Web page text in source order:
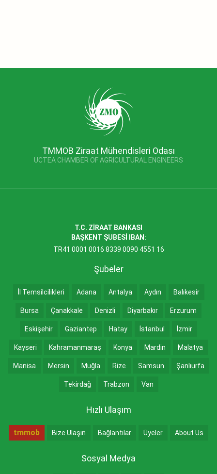
TMMOB Ziraat Mühendisleri Odası
UCTEA CHAMBER OF AGRICULTURAL ENGINEERS
T.C. ZİRAAT BANKASI
BAŞKENT ŞUBESİ IBAN:
TR41 0001 0016 8339 0090 4551 16
Şubeler
İl Temsilcilikleri Adana Antalya Aydın Balıkesir
Bursa Çanakkale Denizli Diyarbakır Erzurum
Eskişehir Gaziantep Hatay İstanbul İzmir
Kayseri Kahramanmaraş Konya Mardin Malatya
Manisa Mersin Muğla Rize Samsun Şanlıurfa
Tekirdağ Trabzon Van
Hızlı Ulaşım
tmmob Bize Ulaşın Bağlantılar Üyeler About Us
Sosyal Medya